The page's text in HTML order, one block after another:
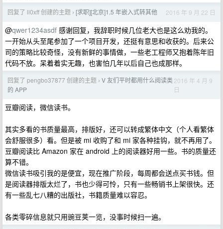
回复了 ll0xff 创建的主题 › [求职][北京]1.5 年嵌入式转其他 2016 年 9 月 22 日
@qwer1234asdf 感谢回复，我辞职时候几位老大也是这么劝我的。
一开始从头至尾参加了一个项目开发，还挺有意思和收获的。后来公
司的策略比较奇怪，没有新鲜的事情做，一些老工程师又抱着陈年旧
代码不放。呆着着实无趣，也害怕几年以后自己也成那样。
回复了 pengbo37877 创建的主题 › V 友们平时都用什么阅读类
的 APP
2016 年 4 月 9
日
豆瓣阅读，微信读书。
其实多看的书质量最高，排版好，还可以转成繁体中文（个人看繁体
会舒服很多）看。但是被 mi 收购了和 mi 家各种挂钩，就不再用了。
豆瓣阅读比 Amazon 家在 android 上的阅读器好用一些。书的质量还
算不错。
微信读书吸引我的是便宜，现在推广阶段，每周都会送点买书钱。但
是阅读器排版太烂了，书也少得可怜，只有一些畅销书上架很快。还
有一些乱七八糟的出版社，书籍质量难以容忍。
各类零碎信息就只用豌豆荚一览，没事时候扫一遍。